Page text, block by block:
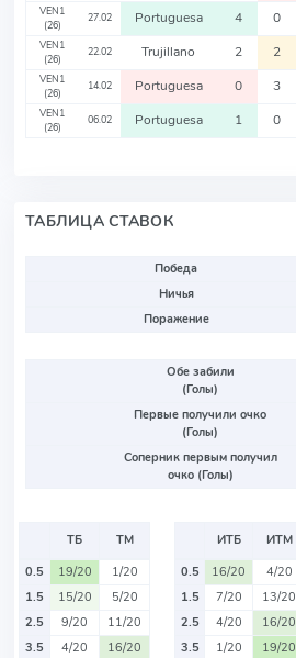
VEN1
(26)
27.02 Portuguesa 4 0
VEN1
(26)
22.02 Trujillano 2 2
VEN1
(26)
14.02 Portuguesa 0 3
VEN1
(26)
06.02 Portuguesa 1 0
ТАБЛИЦА СТАВОК
Победа
Ничья
Поражение
Обе забили
(Голы)
Первые получили очко
(Голы)
Соперник первым получил
очко (Голы)
ТБ
ТМ
0.5
19/20
1/20
1.5
15/20
5/20
2.5
9/20
11/20
3.5
4/20
16/20
ИТБ
ИТМ
0.5
16/20
4/20
1.5
7/20
13/20
2.5
4/20
16/20
3.5
1/20
19/20